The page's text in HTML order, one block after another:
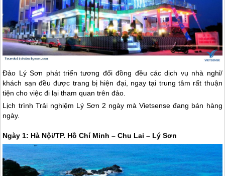
Đảo Lý Sơn phát triển tương đối đồng đều các dịch vụ nhà nghỉ/
khách sạn đều được trang bị hiện đại, ngay tại trung tâm rất thuận
tiện cho việc đi lại tham quan trên đảo.
Lịch trình Trải nghiệm Lý Sơn 2 ngày mà Vietsense đang bán hàng
ngày.
Ngày 1: Hà Nội/TP. Hồ Chí Minh – Chu Lai – Lý Sơn